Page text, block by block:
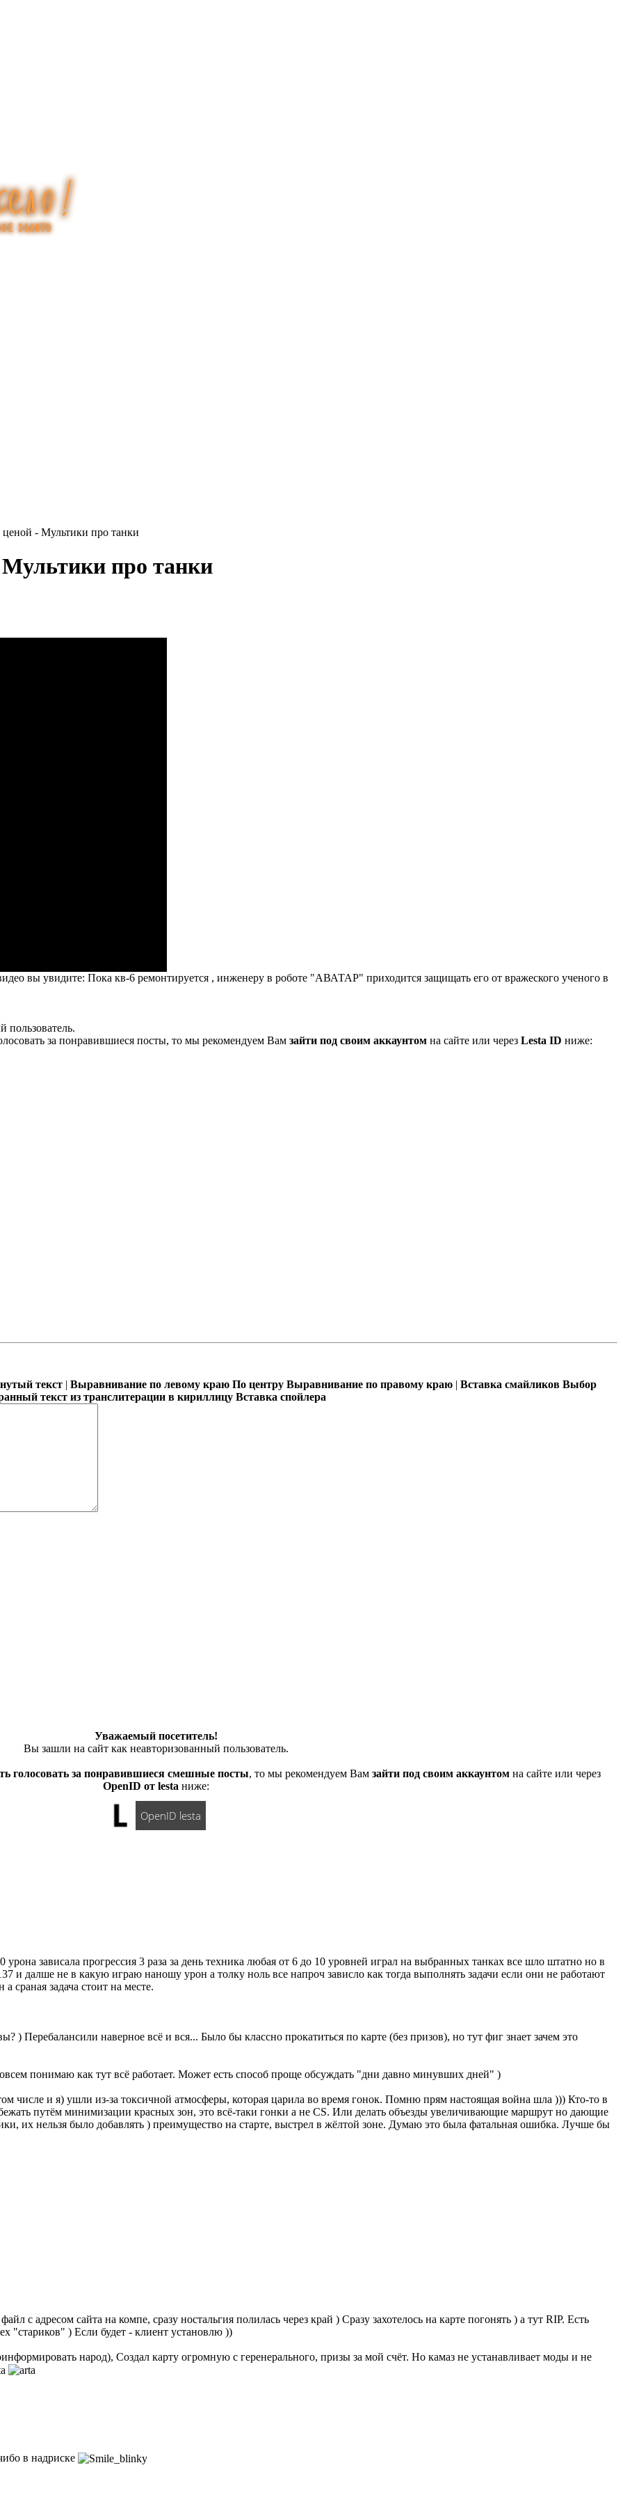
- Мультики про танки
про танки
вы увидите: Пока кв-6 ремонтируется , инженеру в роботе "АВАТАР" приходится защищать его от вражеского ученого в
пользователь.
за понравившиеся посты, то мы рекомендуем Вам зайти под своим аккаунтом на сайте или через Lesta ID ниже:
текст | Выравнивание по левому краю По центру Выравнивание по правому краю | Вставка смайликов Выбор
текст из транслитерации в кириллицу Вставка спойлера
Уважаемый посетитель!
Вы зашли на сайт как неавторизованный пользователь.
голосовать за понравившиеся смешные посты, то мы рекомендуем Вам зайти под своим аккаунтомна сайте или через
OpenID от lesta ниже:
OpenID lesta
зависала прогрессия 3 раза за день техника любая от 6 до 10 уровней играл на выбранных танках все шло штатно но в
и далше не в какую играю наношу урон а толку ноль все напроч зависло как тогда выполнять задачи если они не работают
сраная задача стоит на месте.
Перебалансили наверное всё и вся... Было бы классно прокатиться по карте (без призов), но тут фиг знает зачем это
понимаю как тут всё работает. Может есть способ проще обсуждать "дни давно минувших дней" )
числе и я) ушли из-за токсичной атмосферы, которая царила во время гонок. Помню прям настоящая война шла ))) Кто-то в
путём минимизации красных зон, это всё-таки гонки а не CS. Или делать объезды увеличивающие маршрут но дающие
их нельзя было добавлять ) преимущество на старте, выстрел в жёлтой зоне. Думаю это была фатальная ошибка. Лучше бы
с адресом сайта на компе, сразу ностальгия полилась через край ) Сразу захотелось на карте погонять ) а тут RIP. Есть
"стариков" ) Если будет - клиент установлю ))
народ), Создал карту огромную с геренерального, призы за мой счёт. Но камаз не устанавливает моды и не
в надриске